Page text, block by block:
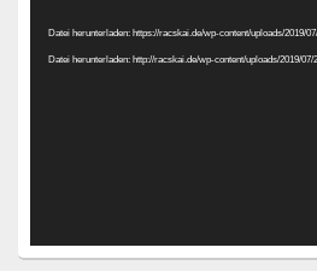
Datei herunterladen: https://racskai.de/wp-content/uploads/2019/
Datei herunterladen: http://racskai.de/wp-content/uploads/2019/07/